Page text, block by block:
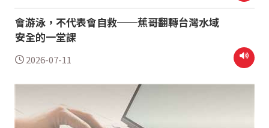
會游泳，不代表會自救──蕉哥翻轉台灣水域
安全的一堂課
2026-07-11